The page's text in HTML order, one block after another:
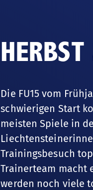
Die FU15 vom
schwierigen Start
meisten Spiele in
Trainingsbesuch
Trainerteam macht
werden noch viele